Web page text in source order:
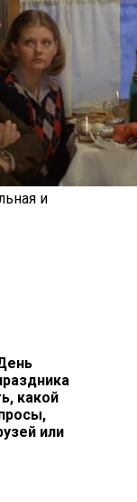
и
какой
или